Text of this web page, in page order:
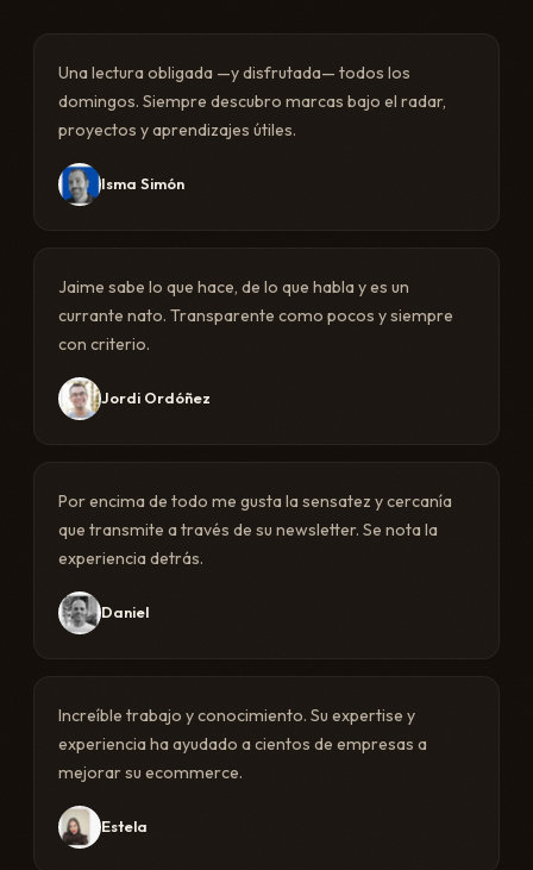
Una lectura obligada —y disfrutada— todos los
domingos. Siempre descubro marcas bajo el radar,
proyectos y aprendizajes útiles.
Isma Simón
Jaime sabe lo que hace, de lo que habla y es un
currante nato. Transparente como pocos y siempre
con criterio.
Jordi Ordóñez
Por encima de todo me gusta la sensatez y cercanía
que transmite a través de su newsletter. Se nota la
experiencia detrás.
Daniel
Increíble trabajo y conocimiento. Su expertise y
experiencia ha ayudado a cientos de empresas a
mejorar su ecommerce.
Estela